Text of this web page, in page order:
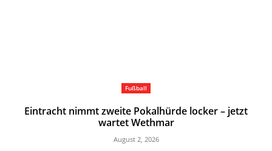
Fußball
Eintracht nimmt zweite Pokalhürde locker – jetzt
wartet Wethmar
August 2, 2026